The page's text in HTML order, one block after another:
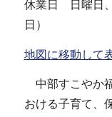
休業日 日曜日
日）
地図に移動して
中部すこやか
おける子育て、